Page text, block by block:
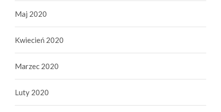
Maj 2020
Kwiecień 2020
Marzec 2020
Luty 2020